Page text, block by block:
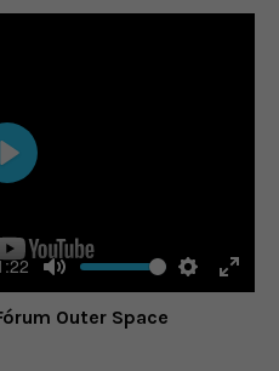
Mute Settings
Enter
Play
Outer Space